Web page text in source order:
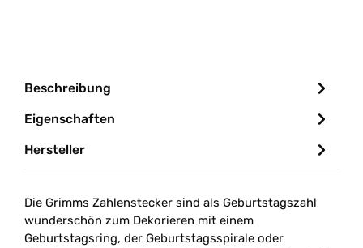
Beschreibung
Eigenschaften
Hersteller
Die Grimms Zahlenstecker sind als Geburtstagszahl
wunderschön zum Dekorieren mit einem
Geburtstagsring, der Geburtstagsspirale oder